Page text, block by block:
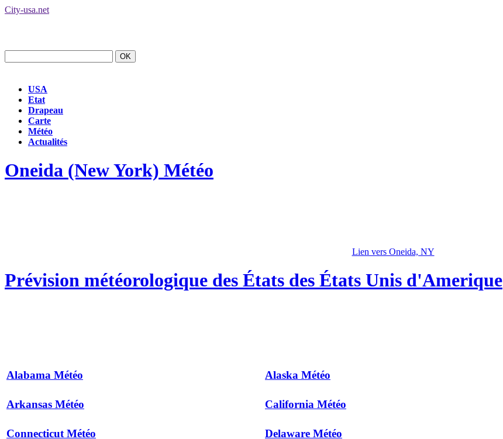
City-usa.net
USA
Etat
Drapeau
Carte
Météo
Actualités
Oneida (New York) Météo
Lien vers Oneida, NY
Prévision météorologique des États des États Unis d'Amerique
Alabama Météo Alaska Météo
Arkansas Météo California Météo
Connecticut Météo Delaware Météo